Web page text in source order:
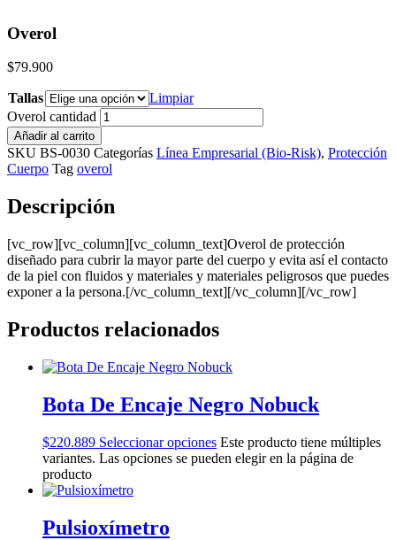
Overol
$79.900
Tallas
Limpiar
Overol cantidad
Añadir al carrito
SKU BS-0030 Categorías Línea Empresarial (Bio-Risk), Protección
Cuerpo Tag overol
Descripción
[vc_row][vc_column][vc_column_text]Overol de protección
diseñado para cubrir la mayor parte del cuerpo y evita así el contacto
de la piel con fluidos y materiales y materiales peligrosos que puedes
exponer a la persona.[/vc_column_text][/vc_column][/vc_row]
Productos relacionados
Bota De Encaje Negro Nobuck
$220.889 Seleccionar opciones Este producto tiene múltiples
variantes. Las opciones se pueden elegir en la página de
producto
Pulsioxímetro